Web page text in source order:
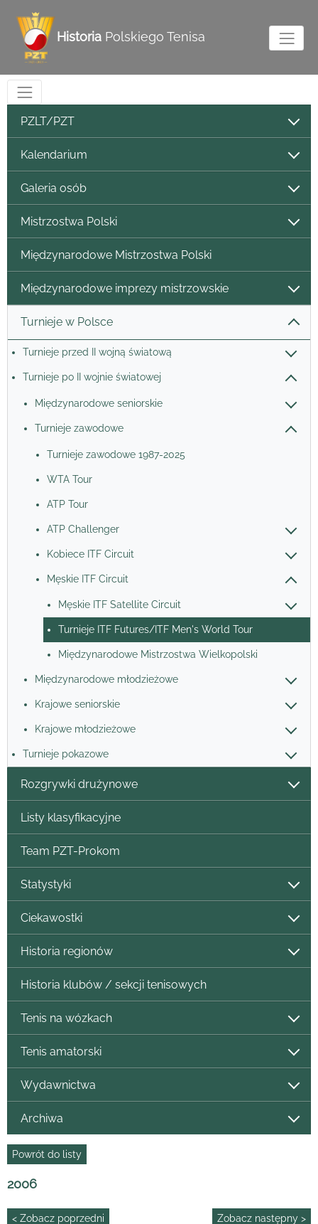
Historia Polskiego Tenisa
PZLT/PZT
Kalendarium
Galeria osób
Mistrzostwa Polski
Międzynarodowe Mistrzostwa Polski
Międzynarodowe imprezy mistrzowskie
Turnieje w Polsce
Turnieje przed II wojną światową
Turnieje po II wojnie światowej
Międzynarodowe seniorskie
Turnieje zawodowe
Turnieje zawodowe 1987-2025
WTA Tour
ATP Tour
ATP Challenger
Kobiece ITF Circuit
Męskie ITF Circuit
Męskie ITF Satellite Circuit
Turnieje ITF Futures/ITF Men's World Tour
Międzynarodowe Mistrzostwa Wielkopolski
Międzynarodowe młodzieżowe
Krajowe seniorskie
Krajowe młodzieżowe
Turnieje pokazowe
Rozgrywki drużynowe
Listy klasyfikacyjne
Team PZT-Prokom
Statystyki
Ciekawostki
Historia regionów
Historia klubów / sekcji tenisowych
Tenis na wózkach
Tenis amatorski
Wydawnictwa
Archiwa
Powrót do listy
2006
< Zobacz poprzedni Zobacz następny >